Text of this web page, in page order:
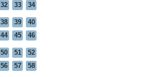
32 33 34
38 39
40
44 45 46
50 51
52
56 57 58